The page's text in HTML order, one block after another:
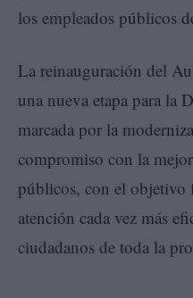
los empleados públicos
La reinauguración del
una nueva etapa para la
marcada por la
compromiso con la
públicos, con el objetivo
atención cada vez más
ciudadanos de toda la